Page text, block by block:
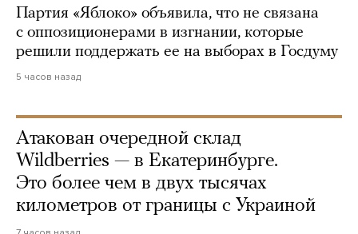
Партия «Яблоко» объявила, что не связана
с оппозиционерами в изгнании, которые
решили поддержать ее на выборах в Госдуму
5 часов назад
Атакован очередной склад
Wildberries — в Екатеринбурге.
Это более чем в двух тысячах
километров от границы с Украиной